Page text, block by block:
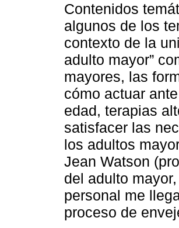
Contenidos
algunos de los
contexto de la
adulto mayor”
mayores, las
cómo actuar
edad, terapias
satisfacer las
los adultos
Jean Watson
del adulto
personal me
proceso de